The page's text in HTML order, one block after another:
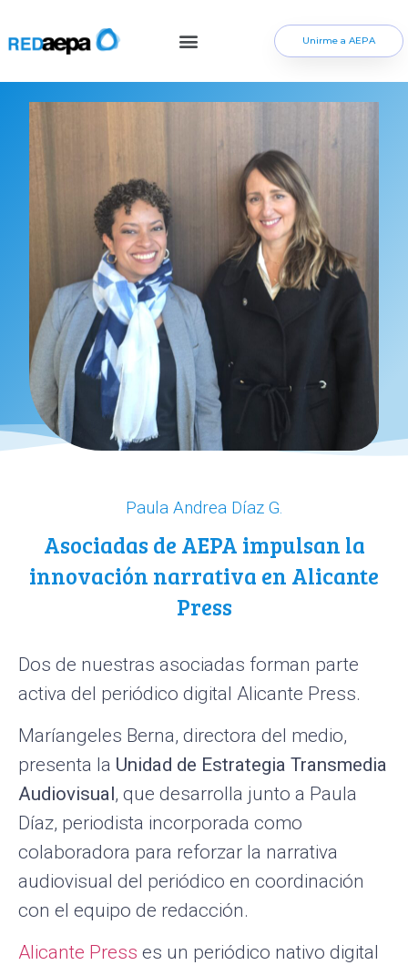
Unirme a AEPA
Paula Andrea Díaz G.
Asociadas de AEPA impulsan la
innovación narrativa en Alicante
Press
Dos de nuestras asociadas forman parte
activa del periódico digital Alicante Press.
Maríangeles Berna, directora del medio,
presenta la Unidad de Estrategia Transmedia
Audiovisual, que desarrolla junto a Paula
Díaz, periodista incorporada como
colaboradora para reforzar la narrativa
audiovisual del periódico en coordinación
con el equipo de redacción.
Alicante Press es un periódico nativo digital